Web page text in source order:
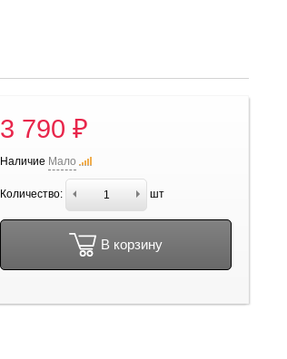
3 790 ₽
Наличие Мало
Количество: шт
В корзину